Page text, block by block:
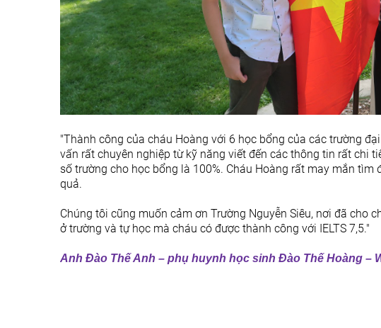
"Thành công của cháu Hoàng với 6 học bổng của các trường
vấn rất chuyên nghiệp từ kỹ năng viết đến các thông tin rất chi
số trường cho học bổng là 100%. Cháu Hoàng rất may mắn tìm
quả.
Chúng tôi cũng muốn cảm ơn Trường Nguyễn Siêu, nơi đã cho
ở trường và tự học mà cháu có được thành công với IELTS 7,5."
Anh Đào Thế Anh – phụ huynh học sinh Đào Thế Hoàng –